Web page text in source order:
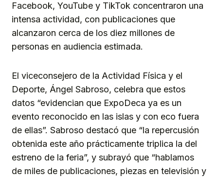
Facebook, YouTube y TikTok concentraron una
intensa actividad, con publicaciones que
alcanzaron cerca de los diez millones de
personas en audiencia estimada.
El viceconsejero de la Actividad Física y el
Deporte, Ángel Sabroso, celebra que estos
datos “evidencian que ExpoDeca ya es un
evento reconocido en las islas y con eco fuera
de ellas”. Sabroso destacó que “la repercusión
obtenida este año prácticamente triplica la del
estreno de la feria”, y subrayó que “hablamos
de miles de publicaciones, piezas en televisión y